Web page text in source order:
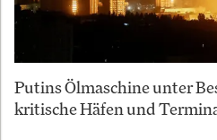
Putins Ölmaschine unter
kritische Häfen und